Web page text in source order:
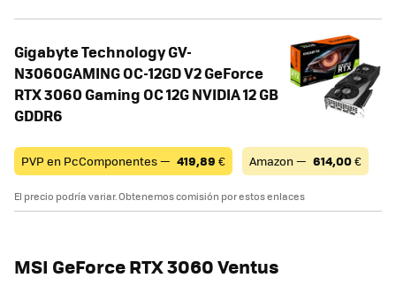
Gigabyte Technology GV-
N3060GAMING OC-12GD V2 GeForce
RTX 3060 Gaming OC 12G NVIDIA 12 GB
GDDR6
PVP en PcComponentes — 419,89 € Amazon — 614,00€
El precio podría variar. Obtenemos comisión por estos enlaces
MSI GeForce RTX 3060 Ventus